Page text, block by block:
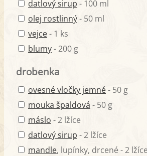
datlový sirup - 100 ml
olej rostlinný- 50 ml
vejce- 1 ks
blumy- 200 g
drobenka
ovesné vločky jemné- 50 g
mouka špaldová - 50 g
máslo - 2 lžíce
datlový sirup - 2 lžíce
mandle, lupínky, drcené - 2